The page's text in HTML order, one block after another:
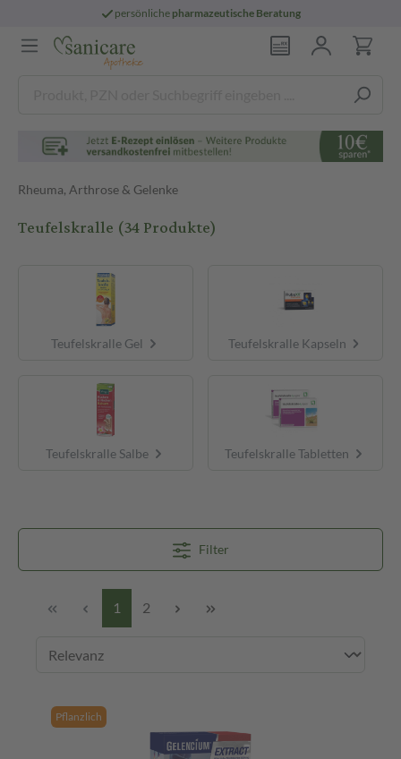
persönliche pharmazeutische Beratung
Rheuma, Arthrose & Gelenke
Teufelskralle (34 Produkte)
Teufelskralle Gel Teufelskralle Kapseln
Teufelskralle Salbe Teufelskralle Tabletten
Filter
1 2
Pflanzlich